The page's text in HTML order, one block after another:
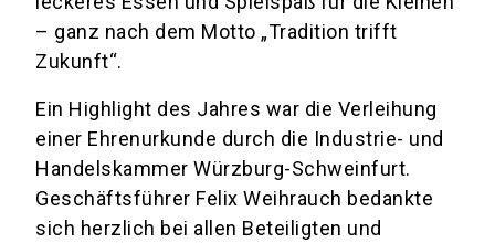
– ganz nach dem Motto „Tradition trifft
Zukunft“.
Ein Highlight des Jahres war die Verleihung
einer Ehrenurkunde durch die Industrie- und
Handelskammer Würzburg-Schweinfurt.
Geschäftsführer Felix Weihrauch bedankte
sich herzlich bei allen Beteiligten und